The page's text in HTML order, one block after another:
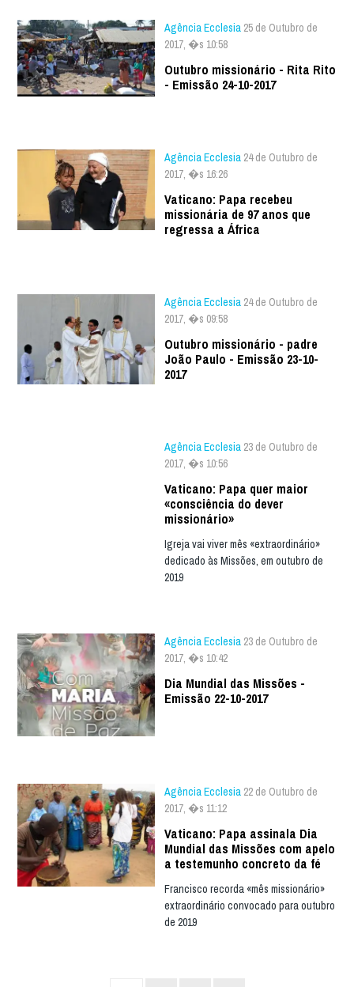
Agência Ecclesia 25 de Outubro de
2017, �s 10:58
Outubro missionário - Rita Rito
- Emissão 24-10-2017
Agência Ecclesia 24 de Outubro de
2017, �s 16:26
Vaticano: Papa recebeu
missionária de 97 anos que
regressa a África
Agência Ecclesia 24 de Outubro de
2017, �s 09:58
Outubro missionário - padre
João Paulo - Emissão 23-10-
2017
Agência Ecclesia 23 de Outubro de
2017, �s 10:56
Vaticano: Papa quer maior
«consciência do dever
missionário»
Igreja vai viver mês «extraordinário»
dedicado às Missões, em outubro de
2019
Agência Ecclesia 23 de Outubro de
2017, �s 10:42
Dia Mundial das Missões -
Emissão 22-10-2017
Agência Ecclesia 22 de Outubro de
2017, �s 11:12
Vaticano: Papa assinala Dia
Mundial das Missões com apelo
a testemunho concreto da fé
Francisco recorda «mês missionário»
extraordinário convocado para outubro
de 2019